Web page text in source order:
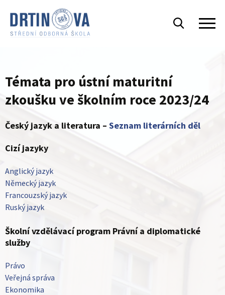
Témata pro ústní maturitní
zkoušku ve školním roce 2023/24
Český jazyk a literatura – Seznam literárních děl
Cizí jazyky
Anglický jazyk
Německý jazyk
Francouzský jazyk
Ruský jazyk
Školní vzdělávací program Právní a diplomatické
služby
Právo
Veřejná správa
Ekonomika